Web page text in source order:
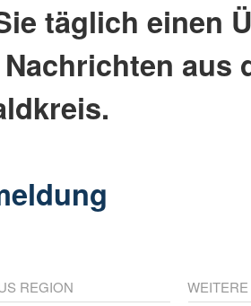
täglich einen
aus
REGION